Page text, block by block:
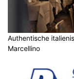
Authentische
Marcellino